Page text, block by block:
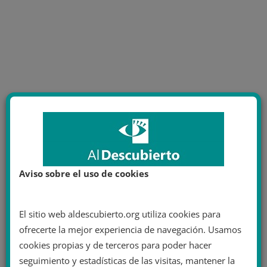
Aviso sobre el uso de cookies
El sitio web aldescubierto.org utiliza cookies para
ofrecerte la mejor experiencia de navegación. Usamos
cookies propias y de terceros para poder hacer
seguimiento y estadísticas de las visitas, mantener la